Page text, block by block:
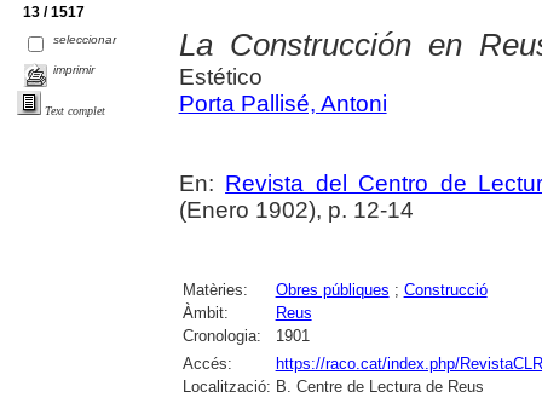
13 / 1517
seleccionar
imprimir
Text complet
La Construcción en
Estético
Porta Pallisé, Antoni
En: Revista del Centro de
(Enero 1902), p. 12-14
Matèries: Obres públiques ; Construcció
Àmbit:
Reus
Cronologia:
1901
Accés:
https://raco.cat/index.php/
Localització: B. Centre de Lectura de Reus